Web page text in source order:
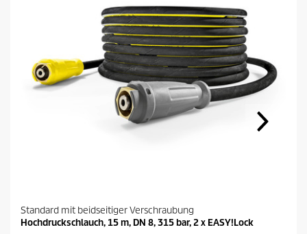
Standard mit beidseitiger Verschraubung
Hochdruckschlauch, 15 m, DN 8, 315 bar, 2 x EASY!Lock